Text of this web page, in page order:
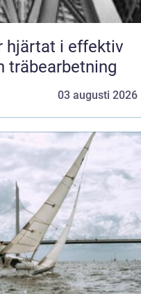
träbearbetning
03 augusti 2026